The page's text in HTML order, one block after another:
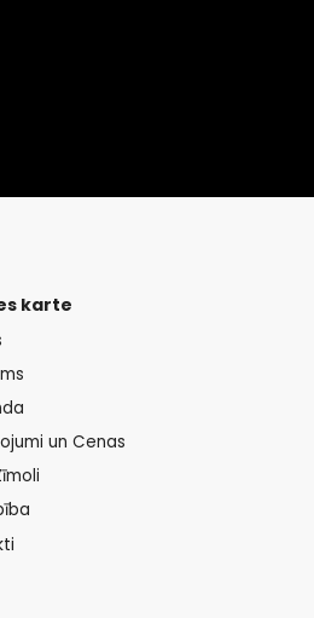
karte
un Cenas